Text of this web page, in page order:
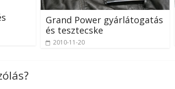
Grand Power gyárlátogatás
és tesztecske
2010-11-20